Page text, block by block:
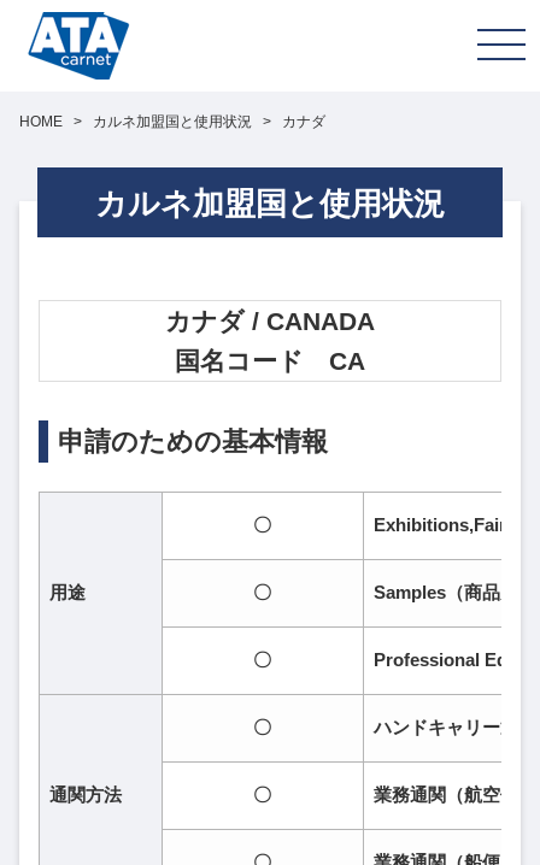
HOME > カルネ加盟国と使用状況 > カナダ
カルネ加盟国と使用状況
カナダ / CANADA
国名コード CA
申請のための基本情報
用途
〇
〇 Samples（商品見本
〇 Professional
通関方法
〇 ハンドキャリー通関
〇 業務通関（航空便）